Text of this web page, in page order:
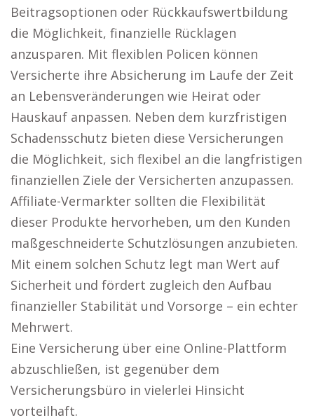
Beitragsoptionen oder Rückkaufswertbildung
die Möglichkeit, finanzielle Rücklagen
anzusparen. Mit flexiblen Policen können
Versicherte ihre Absicherung im Laufe der Zeit
an Lebensveränderungen wie Heirat oder
Hauskauf anpassen. Neben dem kurzfristigen
Schadensschutz bieten diese Versicherungen
die Möglichkeit, sich flexibel an die langfristigen
finanziellen Ziele der Versicherten anzupassen.
Affiliate-Vermarkter sollten die Flexibilität
dieser Produkte hervorheben, um den Kunden
maßgeschneiderte Schutzlösungen anzubieten.
Mit einem solchen Schutz legt man Wert auf
Sicherheit und fördert zugleich den Aufbau
finanzieller Stabilität und Vorsorge – ein echter
Mehrwert.
Eine Versicherung über eine Online-Plattform
abzuschließen, ist gegenüber dem
Versicherungsbüro in vielerlei Hinsicht
vorteilhaft.